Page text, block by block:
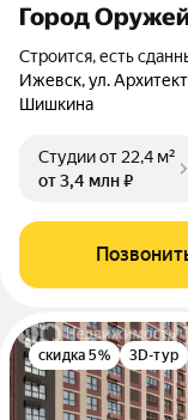
Город
Строится, есть
Ижевск, ул.
Шишкина
Студииот 22,4 м²
от 3,4 млн ₽
скидка 5% 3D-тур